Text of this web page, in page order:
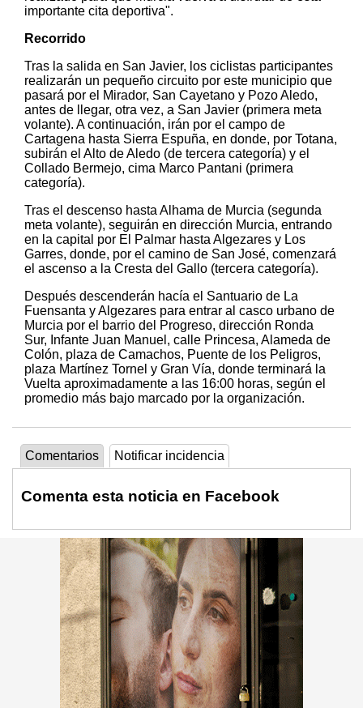
importante cita deportiva".
Recorrido
Tras la salida en San Javier, los ciclistas participantes
realizarán un pequeño circuito por este municipio que
pasará por el Mirador, San Cayetano y Pozo Aledo,
antes de llegar, otra vez, a San Javier (primera meta
volante). A continuación, irán por el campo de
Cartagena hasta Sierra Espuña, en donde, por Totana,
subirán el Alto de Aledo (de tercera categoría) y el
Collado Bermejo, cima Marco Pantani (primera
categoría).
Tras el descenso hasta Alhama de Murcia (segunda
meta volante), seguirán en dirección Murcia, entrando
en la capital por El Palmar hasta Algezares y Los
Garres, donde, por el camino de San José, comenzará
el ascenso a la Cresta del Gallo (tercera categoría).
Después descenderán hacía el Santuario de La
Fuensanta y Algezares para entrar al casco urbano de
Murcia por el barrio del Progreso, dirección Ronda
Sur, Infante Juan Manuel, calle Princesa, Alameda de
Colón, plaza de Camachos, Puente de los Peligros,
plaza Martínez Tornel y Gran Vía, donde terminará la
Vuelta aproximadamente a las 16:00 horas, según el
promedio más bajo marcado por la organización.
Comentarios Notificar incidencia
Comenta esta noticia en Facebook